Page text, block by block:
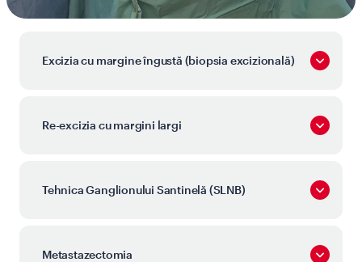
Excizia cu margine îngustă (biopsia excizională)
Re-excizia cu margini largi
Tehnica Ganglionului Santinelă (SLNB)
Metastazectomia